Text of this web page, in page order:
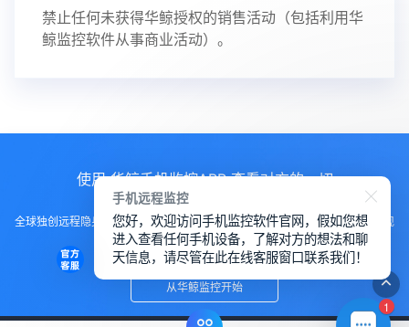
禁止任何未获得华鲸授权的销售活动（包括利用华
鲸监控软件从事商业活动）。
使用 华鲸手机监控APP 查看对方的一切
全球独创远程隐身运行监控手机，不用经过对方同意安装，100%不让对方发现
知道
从华鲸监控开始
1
手机远程监控
您好，欢迎访问手机监控软件官网，假如您想
进入查看任何手机设备，了解对方的想法和聊
天信息，请尽管在此在线客服窗口联系我们！